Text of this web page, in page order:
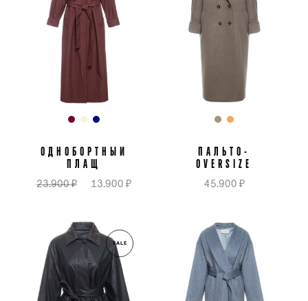
ОДНОБОРТНЫЙ
ПЛАЩ
23.900 ₽ 13.900 ₽
ПАЛЬТО-
OVERSIZE
45.900 ₽
SALE